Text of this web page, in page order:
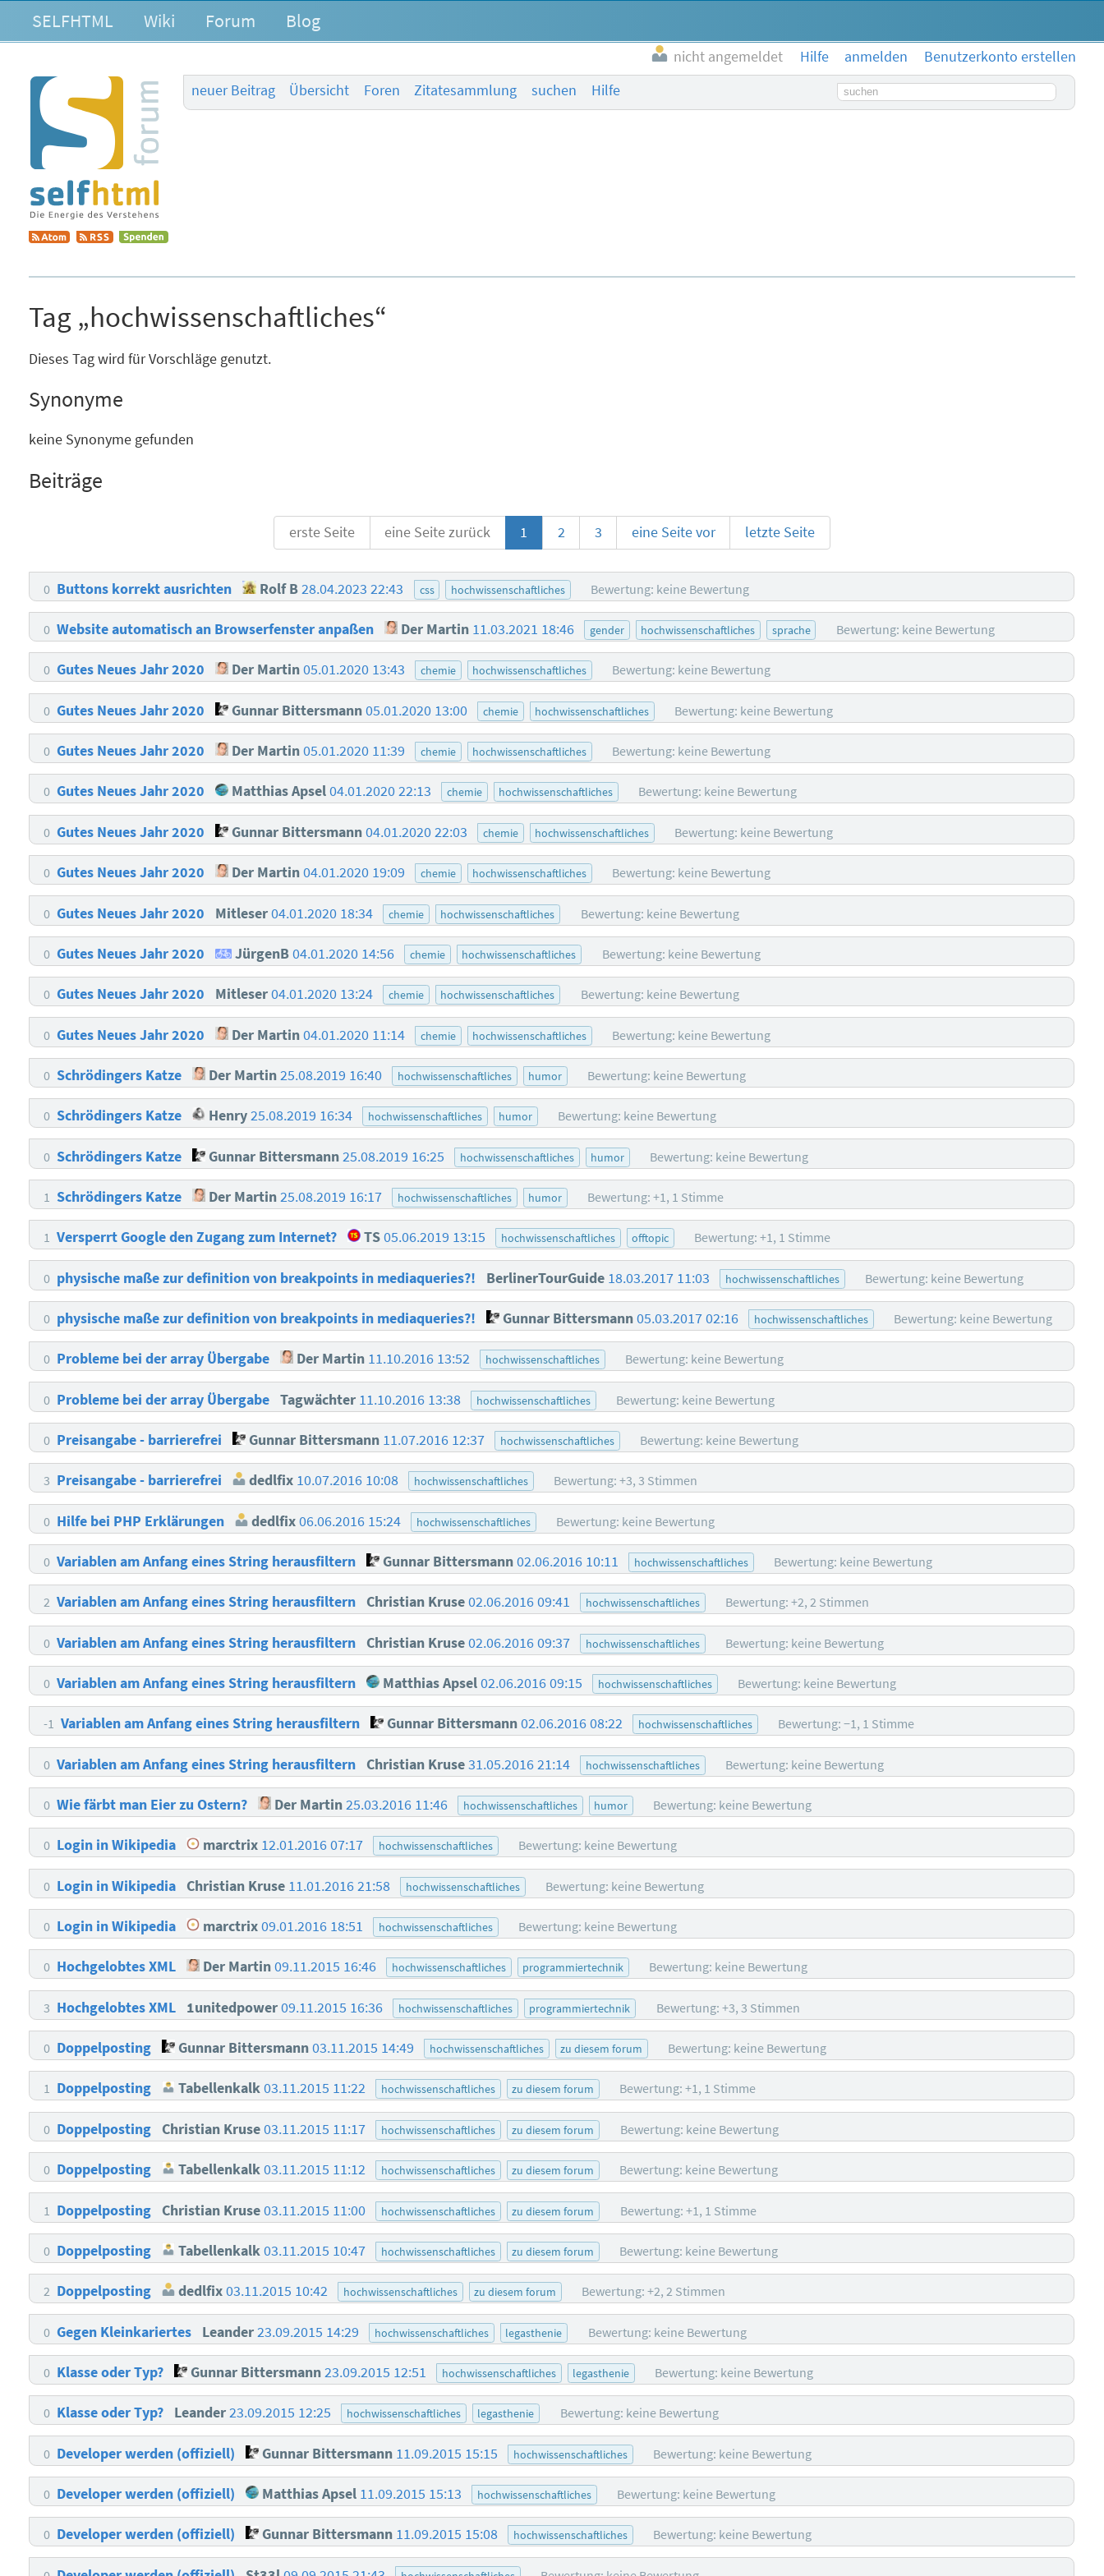
SELFHTML Wiki Forum Blog
nicht angemeldet Hilfe anmelden
Benutzerkonto erstellen
neuer Beitrag
Übersicht Foren Zitatesammlung suchen Hilfe Suchbegriff
Tag „hochwissenschaftliches“
Dieses Tag wird für Vorschläge genutzt.
Synonyme
keine Synonyme gefunden
Beiträge
erste Seite eine Seite zurück 1 2 3 eine Seite vor letzte Seite
0 Buttons korrekt ausrichten Rolf B28.04.2023 22:43 css hochwissenschaftliches Bewertung: keine Bewertung
0 Website automatisch an Browserfenster anpaßen Der Martin 11.03.2021 18:46 gender hochwissenschaftliches sprache Bewertung: keine Bewertung
0 Gutes Neues Jahr 2020 Der Martin 05.01.2020 13:43 chemie hochwissenschaftliches Bewertung: keine Bewertung
0 Gutes Neues Jahr 2020 Gunnar Bittersmann 05.01.2020 13:00 chemie hochwissenschaftliches Bewertung: keine Bewertung
0 Gutes Neues Jahr 2020 Der Martin 05.01.2020 11:39 chemie hochwissenschaftliches Bewertung: keine Bewertung
0 Gutes Neues Jahr 2020 Matthias Apsel 04.01.2020 22:13 chemie hochwissenschaftliches Bewertung: keine Bewertung
0 Gutes Neues Jahr 2020 Gunnar Bittersmann 04.01.2020 22:03 chemie hochwissenschaftliches Bewertung: keine Bewertung
0 Gutes Neues Jahr 2020 Der Martin 04.01.2020 19:09 chemie hochwissenschaftliches Bewertung: keine Bewertung
0 Gutes Neues Jahr 2020 Mitleser04.01.2020 18:34 chemie hochwissenschaftliches Bewertung: keine Bewertung
0 Gutes Neues Jahr 2020 JürgenB04.01.2020 14:56 chemie hochwissenschaftliches Bewertung: keine Bewertung
0 Gutes Neues Jahr 2020 Mitleser04.01.2020 13:24 chemie hochwissenschaftliches Bewertung: keine Bewertung
0 Gutes Neues Jahr 2020 Der Martin 04.01.2020 11:14 chemie hochwissenschaftliches Bewertung: keine Bewertung
0 Schrödingers Katze Der Martin 25.08.2019 16:40 hochwissenschaftliches humor Bewertung: keine Bewertung
0 Schrödingers Katze Henry 25.08.2019 16:34 hochwissenschaftliches humor Bewertung: keine Bewertung
0 Schrödingers Katze Gunnar Bittersmann 25.08.2019 16:25 hochwissenschaftliches humor Bewertung: keine Bewertung
1 Schrödingers Katze Der Martin 25.08.2019 16:17 hochwissenschaftliches humor Bewertung: +1, 1 Stimme
1 Versperrt Google den Zugang zum Internet? TS 05.06.2019 13:15 hochwissenschaftliches offtopic Bewertung: +1, 1 Stimme
0 physische maße zur definition von breakpoints in mediaqueries?! BerlinerTourGuide 18.03.2017 11:03 hochwissenschaftliches Bewertung: keine Bewertung
0 physische maße zur definition von breakpoints in mediaqueries?! Gunnar Bittersmann 05.03.2017 02:16 hochwissenschaftliches Bewertung: keine Bewertung
0 Probleme bei der array Übergabe Der Martin 11.10.2016 13:52 hochwissenschaftliches Bewertung: keine Bewertung
0 Probleme bei der array Übergabe Tagwächter 11.10.2016 13:38 hochwissenschaftliches Bewertung: keine Bewertung
0 Preisangabe - barrierefrei Gunnar Bittersmann 11.07.2016 12:37 hochwissenschaftliches Bewertung: keine Bewertung
3 Preisangabe - barrierefrei dedlfix 10.07.2016 10:08 hochwissenschaftliches Bewertung: +3, 3 Stimmen
0 Hilfe bei PHP Erklärungen dedlfix 06.06.2016 15:24 hochwissenschaftliches Bewertung: keine Bewertung
0 Variablen am Anfang eines String herausfiltern Gunnar Bittersmann 02.06.2016 10:11 hochwissenschaftliches Bewertung: keine Bewertung
2 Variablen am Anfang eines String herausfiltern Christian Kruse02.06.2016 09:41 hochwissenschaftliches Bewertung: +2, 2 Stimmen
0 Variablen am Anfang eines String herausfiltern Christian Kruse02.06.2016 09:37 hochwissenschaftliches Bewertung: keine Bewertung
0 Variablen am Anfang eines String herausfiltern Matthias Apsel 02.06.2016 09:15 hochwissenschaftliches Bewertung: keine Bewertung
-1 Variablen am Anfang eines String herausfiltern Gunnar Bittersmann 02.06.2016 08:22 hochwissenschaftliches Bewertung: −1, 1 Stimme
0 Variablen am Anfang eines String herausfiltern Christian Kruse31.05.2016 21:14 hochwissenschaftliches Bewertung: keine Bewertung
0 Wie färbt man Eier zu Ostern? Der Martin 25.03.2016 11:46 hochwissenschaftliches humor Bewertung: keine Bewertung
0 Login in Wikipedia marctrix 12.01.2016 07:17 hochwissenschaftliches Bewertung: keine Bewertung
0 Login in Wikipedia Christian Kruse 11.01.2016 21:58 hochwissenschaftliches Bewertung: keine Bewertung
0 Login in Wikipedia marctrix 09.01.2016 18:51 hochwissenschaftliches Bewertung: keine Bewertung
0 Hochgelobtes XML Der Martin 09.11.2015 16:46 hochwissenschaftliches programmiertechnik Bewertung: keine Bewertung
3 Hochgelobtes XML 1unitedpower09.11.2015 16:36 hochwissenschaftliches programmiertechnik Bewertung: +3, 3 Stimmen
0 Doppelposting Gunnar Bittersmann 03.11.2015 14:49 hochwissenschaftliches zu diesem forum Bewertung: keine Bewertung
1 Doppelposting Tabellenkalk 03.11.2015 11:22 hochwissenschaftliches zu diesem forum Bewertung: +1, 1 Stimme
0 Doppelposting Christian Kruse03.11.2015 11:17 hochwissenschaftliches zu diesem forum Bewertung: keine Bewertung
0 Doppelposting Tabellenkalk 03.11.2015 11:12 hochwissenschaftliches zu diesem forum Bewertung: keine Bewertung
1 Doppelposting Christian Kruse03.11.2015 11:00 hochwissenschaftliches zu diesem forum Bewertung: +1, 1 Stimme
0 Doppelposting Tabellenkalk 03.11.2015 10:47 hochwissenschaftliches zu diesem forum Bewertung: keine Bewertung
2 Doppelposting dedlfix 03.11.2015 10:42 hochwissenschaftliches zu diesem forum Bewertung: +2, 2 Stimmen
0 Gegen Kleinkariertes Leander23.09.2015 14:29 hochwissenschaftliches legasthenie Bewertung: keine Bewertung
0 Klasse oder Typ? Gunnar Bittersmann 23.09.2015 12:51 hochwissenschaftliches legasthenie Bewertung: keine Bewertung
0 Klasse oder Typ? Leander23.09.2015 12:25 hochwissenschaftliches legasthenie Bewertung: keine Bewertung
0 Developer werden (offiziell) Gunnar Bittersmann 11.09.2015 15:15 hochwissenschaftliches Bewertung: keine Bewertung
0 Developer werden (offiziell) Matthias Apsel 11.09.2015 15:13 hochwissenschaftliches Bewertung: keine Bewertung
0 Developer werden (offiziell) Gunnar Bittersmann 11.09.2015 15:08 hochwissenschaftliches Bewertung: keine Bewertung